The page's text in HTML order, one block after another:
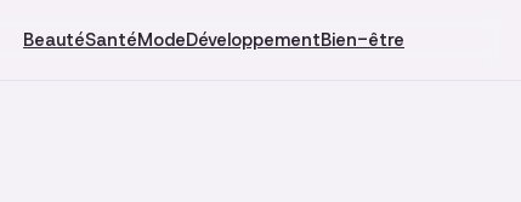
BeautéSantéModeDéveloppementBien-être